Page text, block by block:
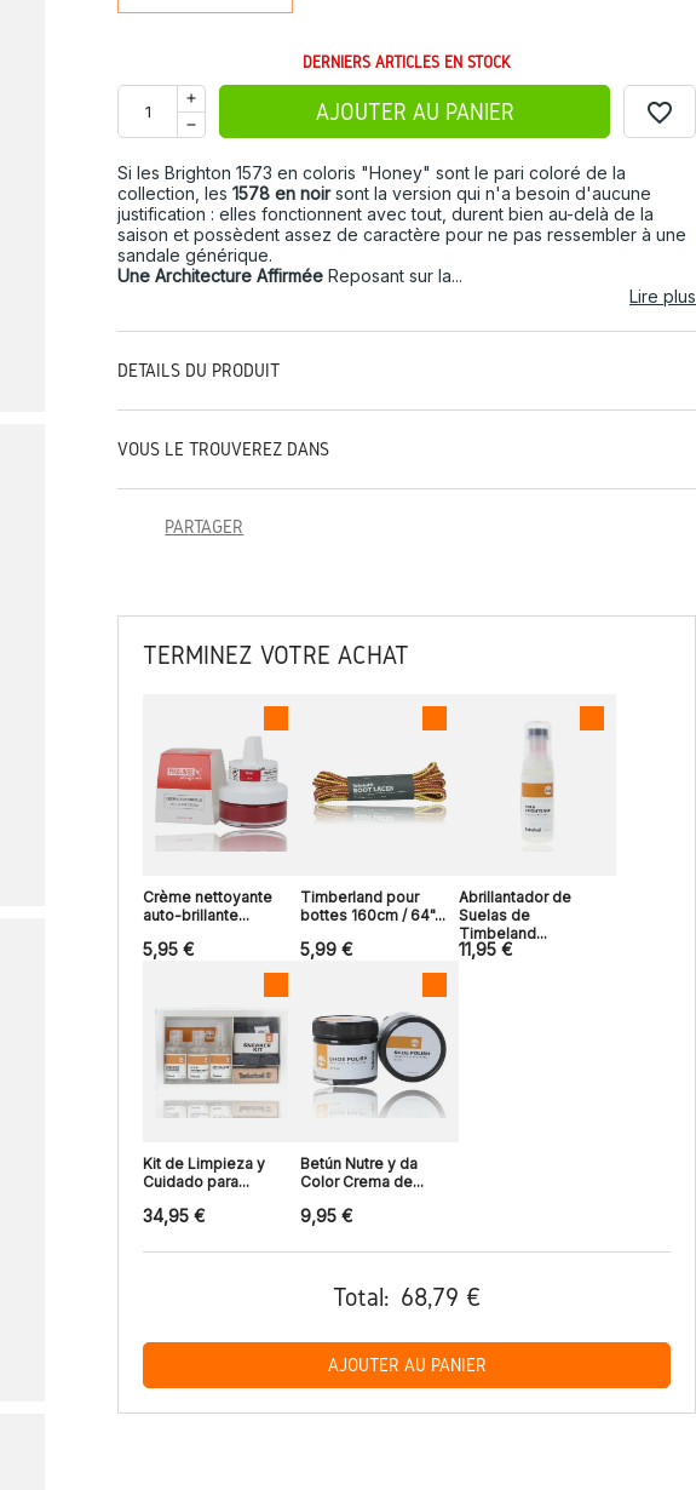
DERNIERS ARTICLES EN STOCK
AJOUTER AU PANIER favorite_border
Si les Brighton 1573 en coloris "Honey" sont le pari coloré de la
collection, les1578 en noirsont la version qui n'a besoin d'aucune
justification : elles fonctionnent avec tout, durent bien au-delà de la
saison et possèdent assez de caractère pour ne pas ressembler à une
sandale générique.
Une Architecture Affirmée Reposant sur la...
Lire plus
DÉTAILS DU PRODUIT
VOUS LE TROUVEREZ DANS
PARTAGER
TERMINEZ VOTRE ACHAT
Crème nettoyante
auto-brillante...
5,95 €
Timberland pour
bottes 160cm / 64"...
5,99 €
Abrillantador de
Suelas de
Timbeland...
11,95 €
Kit de Limpieza y
Cuidado para...
34,95 €
Betún Nutre y da
Color Crema de...
9,95 €
Total: 68,79 €
AJOUTER AU PANIER